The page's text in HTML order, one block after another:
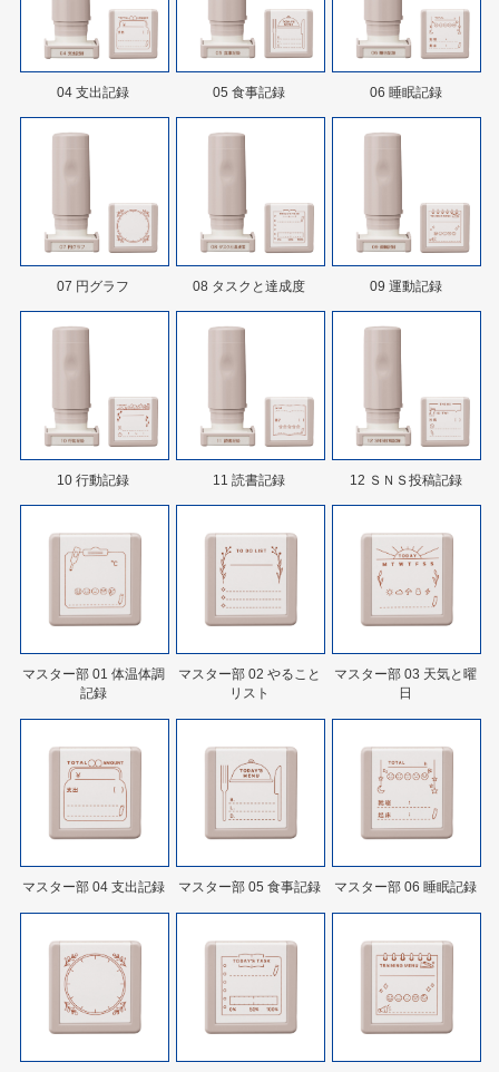
04 支出記録 05 食事記録 06 睡眠記録
07 円グラフ 08 タスクと達成度 09 運動記録
10 行動記録 11 読書記録 12 ＳＮＳ投稿記録
マスター部 01 体温体調
記録
マスター部 02 やること
リスト
マスター部 03 天気と曜
日
マスター部 04 支出記録 マスター部 05 食事記録 マスター部 06 睡眠記録